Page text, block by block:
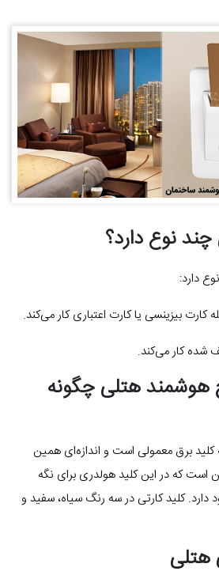
نوع دارد؟
دارد:
کارت بیزینسی یا کارت اعتباری کار می‌کند.
شده کار می‌کند.
هوشمند هتلی چگونه
برق معمولی است و اندازه‌ای همین
است که در این کلید هولدری برای نگه
کلید کارتی در سه رنگ سیاه، سفید و
هتلی